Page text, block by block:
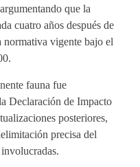
que la
cuatro años después de
vigente bajo el
fauna fue
Declaración de Impacto
posteriores,
precisa del